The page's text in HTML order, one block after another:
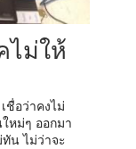
ไม่ให้
ชื่อว่าคงไม่
หม่ๆ ออกมา
น ไม่ว่าจะ